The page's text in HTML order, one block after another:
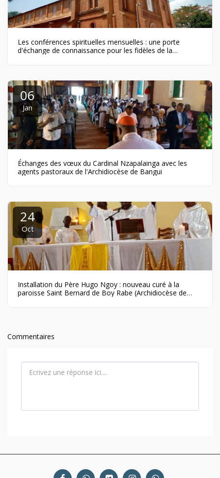
Les conférences spirituelles mensuelles : une porte
d'échange de connaissance pour les fidèles de la
06
Jan
Échanges des vœux du Cardinal Nzapalainga avec les
agents pastoraux de l'Archidiocèse de Bangui
24
Oct
Installation du Père Hugo Ngoy : nouveau curé à la
paroisse Saint Bernard de Boy Rabe (Archidiocèse de
Commentaires